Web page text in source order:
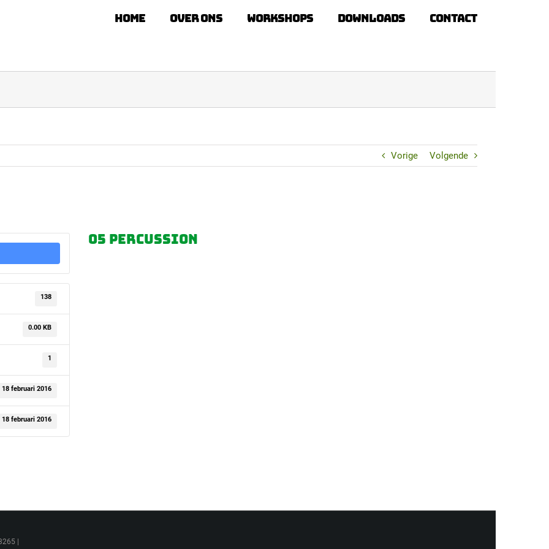
Home Over ons Workshops Downloads Contact
Vorige Volgende
138
0.00 KB
1
18 februari 2016
18 februari 2016
05 Percussion
|